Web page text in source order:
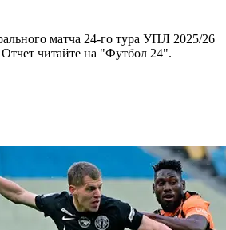
матча 24-го тура УПЛ 2025/26
читайте на "Футбол 24".